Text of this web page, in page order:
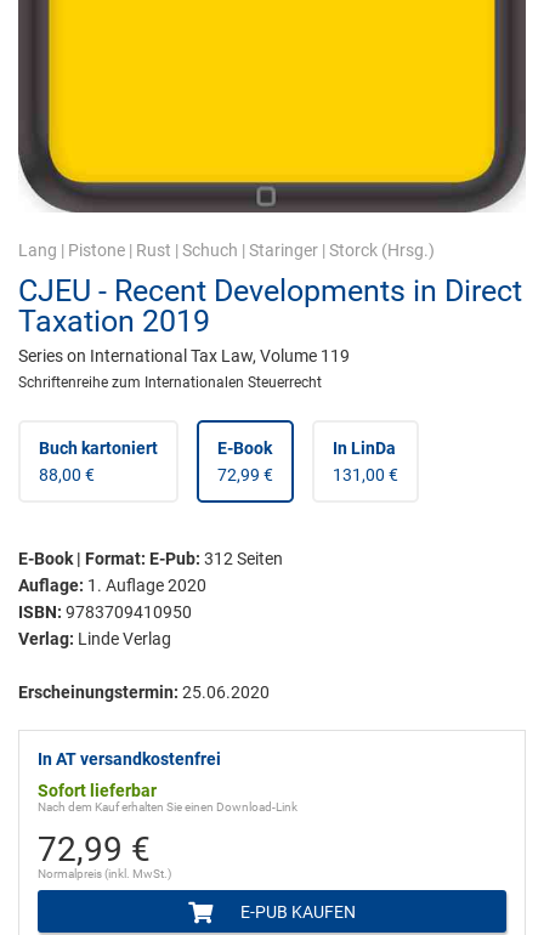
Lang | Pistone | Rust | Schuch | Staringer | Storck (Hrsg.)
CJEU - Recent Developments in Direct
Taxation 2019
Series on International Tax Law, Volume 119
Schriftenreihe zum Internationalen Steuerrecht
Buch kartoniert
88,00 €
E-Book
72,99 €
In LinDa
131,00 €
E-Book | Format: E-Pub: 312Seiten
Auflage: 1. Auflage 2020
ISBN: 9783709410950
Verlag: Linde Verlag
Erscheinungstermin: 25.06.2020
In AT versandkostenfrei
Sofort lieferbar
Nach dem Kauf erhalten Sie einen Download-Link
72,99 €
Normalpreis (inkl. MwSt.)
E-PUB KAUFEN